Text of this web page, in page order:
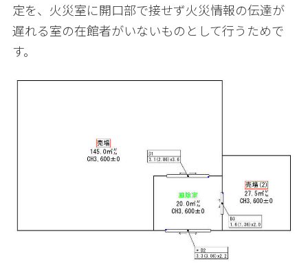
定を、火災室に開口部で接せず火災情報の伝達が
遅れる室の在館者がいないものとして行うためで
す。